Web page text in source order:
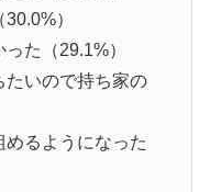
）
た（29.1%）
たいので持ち家の
るようになった